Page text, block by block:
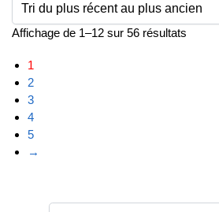
Affichage de 1–12 sur 56 résultats
1
2
3
4
5
→